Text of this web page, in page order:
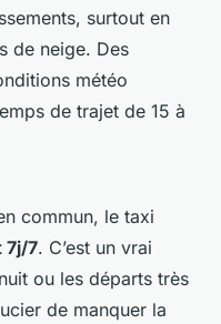
surtout en
de neige. Des
météo
de trajet de 15 à
commun, le taxi
7j/7. C’est un vrai
ou les départs très
de manquer la